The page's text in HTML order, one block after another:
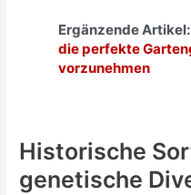
Ergänzende Artikel:
die perfekte
vorzunehmen
Historische
genetische